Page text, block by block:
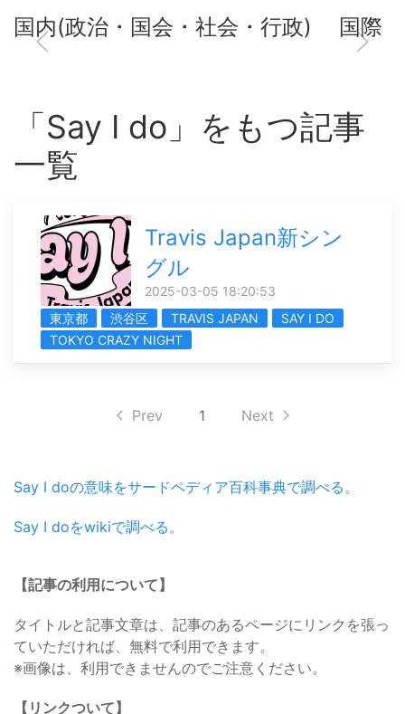
国内(政治・国会・社会・行政) 国際
「Say I do」をもつ記事
一覧
Travis Japan新シン
グル
2025-03-05 18:20:53
東京都
渋谷区 TRAVIS JAPAN
SAY I DO
TOKYO CRAZY NIGHT
Prev 1 Next
Say I doの意味をサードペディア百科事典で調べる。
Say I doをwikiで調べる。
【記事の利用について】
タイトルと記事文章は、記事のあるページにリンクを張っ
ていただければ、無料で利用できます。
※画像は、利用できませんのでご注意ください。
【リンクついて】